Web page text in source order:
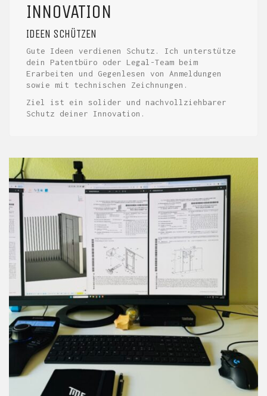
INNOVATION
IDEEN SCHÜTZEN
Gute Ideen verdienen Schutz. Ich unterstütze
dein Patentbüro oder Legal-Team beim
Erarbeiten und Gegenlesen von Anmeldungen
sowie mit technischen Zeichnungen.
Ziel ist ein solider und nachvollziehbarer
Schutz deiner Innovation.